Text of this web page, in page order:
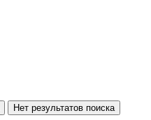
Нет результатов поиска